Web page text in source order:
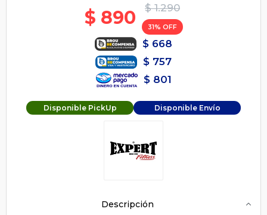
$ 1.290
$ 890 31
$ 668
$ 757
$ 801
Disponible PickUp Disponible Envío
Descripción